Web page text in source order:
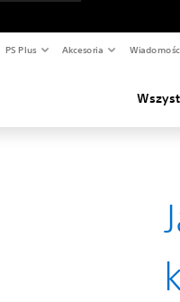
PS Plus Akcesoria